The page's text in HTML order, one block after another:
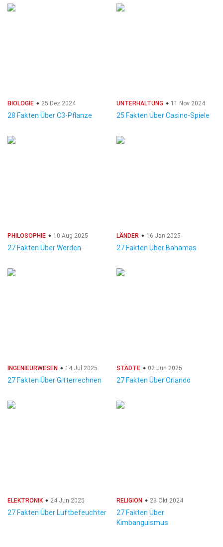
BIOLOGIE 25 Dez 2024
28 Fakten Über C3-Pflanze
UNTERHALTUNG 11 Nov 2024
25 Fakten Über Casino-Spiele
PHILOSOPHIE 10 Aug 2025
27 Fakten Über Werden
LÄNDER 16 Jan 2025
27 Fakten Über Bahamas
INGENIEURWESEN 14 Jul 2025
27 Fakten Über Gitterrechnen
STÄDTE 02 Jun 2025
27 Fakten Über Orlando
ELEKTRONIK 24 Jun 2025
27 Fakten Über Luftbefeuchter
RELIGION 23 Okt 2024
27 Fakten Über
Kimbanguismus